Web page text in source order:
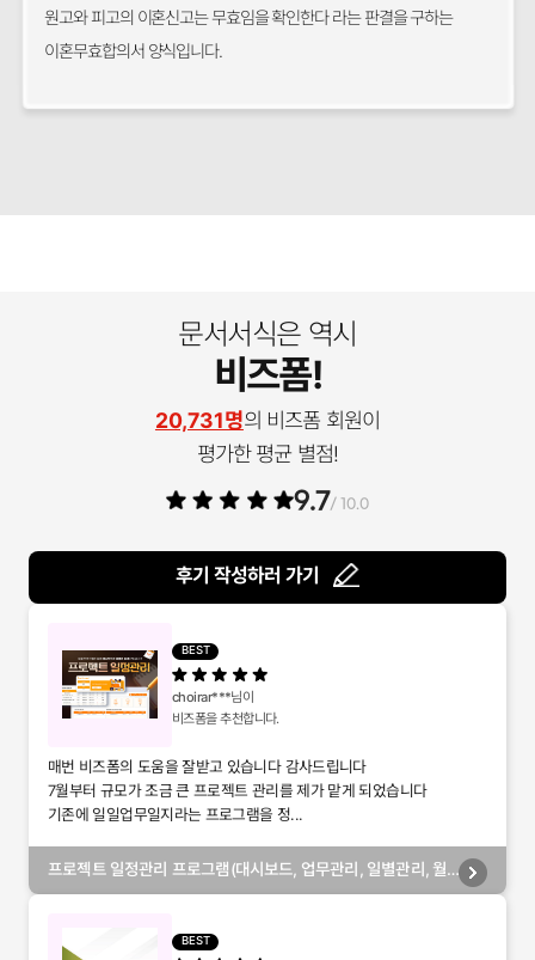
원고와 피고의 이혼신고는 무효임을 확인한다 라는 판결을 구하는
이혼무효합의서 양식입니다.
문서서식은 역시
비즈폼!
20,731명의 비즈폼 회원이
평가한 평균 별점!
9.7/ 10.0
후기 작성하러 가기
BEST
choirar***님이
비즈폼을 추천합니다.
매번 비즈폼의 도움을 잘받고 있습니다 감사드립니다
7월부터 규모가 조금 큰 프로젝트 관리를 제가 맡게 되었습니다
기존에 일일업무일지라는 프로그램을 정...
프로젝트 일정관리 프로그램(대시보드, 업무관리, 일별관리, 월
BEST